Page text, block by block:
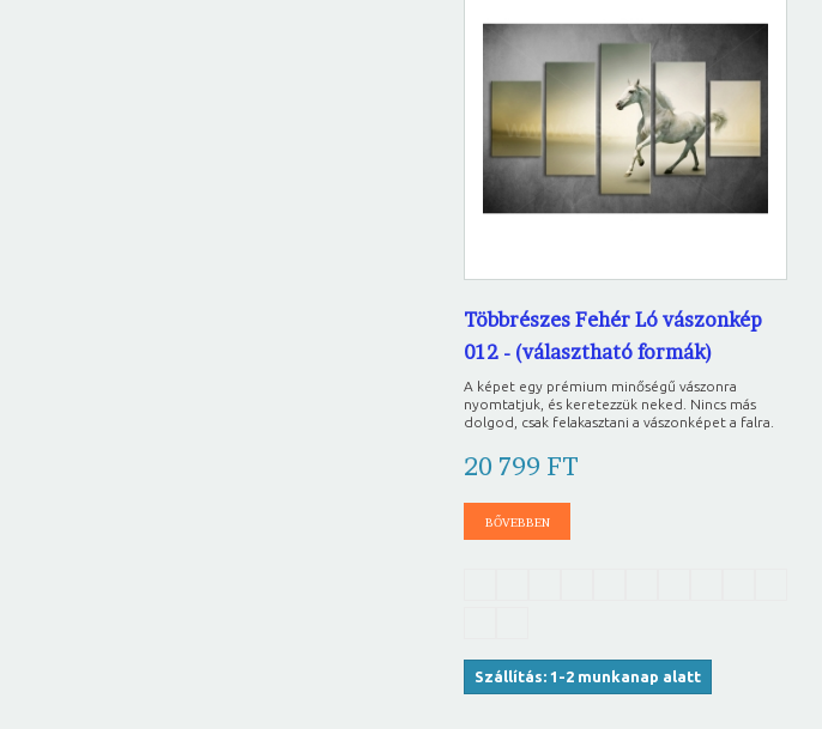
Többrészes Fehér Ló vászonkép
012 - (választható formák)
A képet egy prémium minőségű vászonra
nyomtatjuk, és keretezzük neked. Nincs más
dolgod, csak felakasztani a vászonképet a falra.
20 799 FT
BŐVEBBEN
Szállítás: 1-2 munkanap alatt